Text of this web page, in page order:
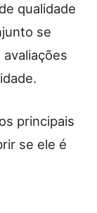
qualidade
se
principais
se ele é